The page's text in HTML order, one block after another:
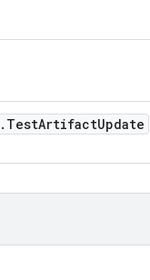
. TestArtifactUpdate